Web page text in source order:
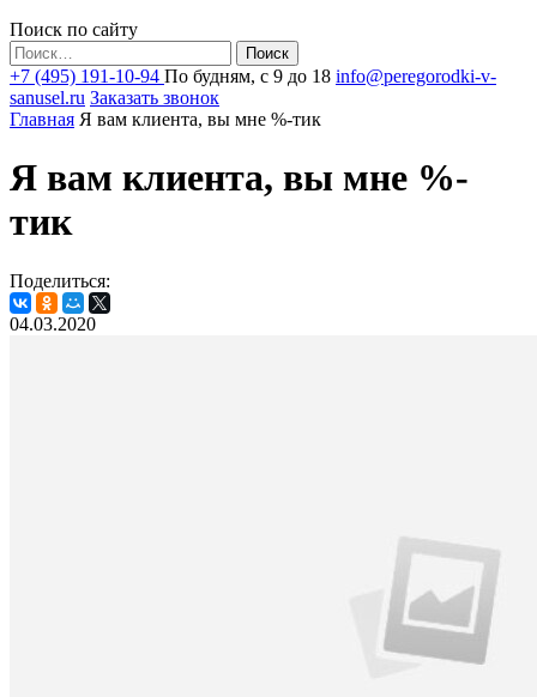
Поиск по сайту
Найти:
+7 (495) 191-10-94 По будням, с 9 до 18 info@peregorodki-v-
sanusel.ru Заказать звонок
Главная Я вам клиента, вы мне %-тик
Я вам клиента, вы мне %-
тик
Поделиться:
04.03.2020